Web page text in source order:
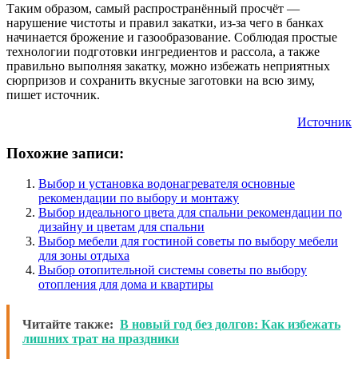
Таким образом, самый распространённый просчёт —
нарушение чистоты и правил закатки, из-за чего в банках
начинается брожение и газообразование. Соблюдая простые
технологии подготовки ингредиентов и рассола, а также
правильно выполняя закатку, можно избежать неприятных
сюрпризов и сохранить вкусные заготовки на всю зиму,
пишет источник.
Источник
Похожие записи:
Выбор и установка водонагревателя основные
рекомендации по выбору и монтажу
Выбор идеального цвета для спальни рекомендации по
дизайну и цветам для спальни
Выбор мебели для гостиной советы по выбору мебели
для зоны отдыха
Выбор отопительной системы советы по выбору
отопления для дома и квартиры
Читайте также: В новый год без долгов: Как избежать
лишних трат на праздники